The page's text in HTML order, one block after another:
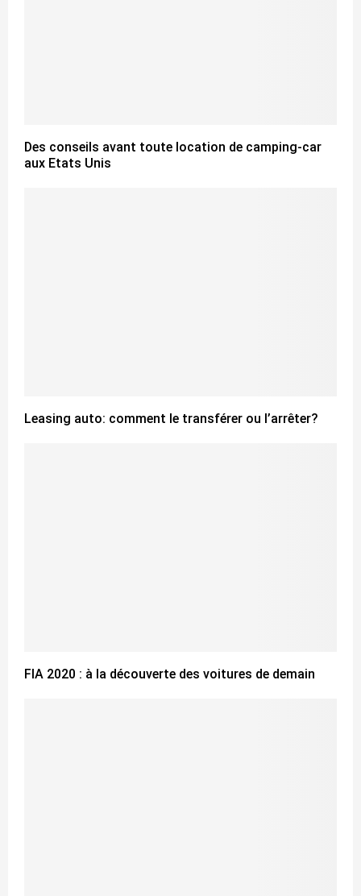
Des conseils avant toute location de camping-car
aux Etats Unis
Leasing auto: comment le transférer ou l’arrêter?
FIA 2020 : à la découverte des voitures de demain